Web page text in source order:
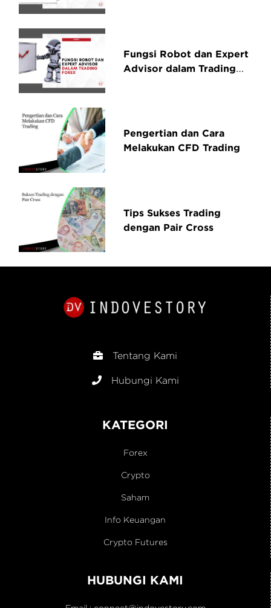
Fungsi Robot dan Expert
Advisor dalam Trading
Pengertian dan Cara
Melakukan CFD Trading
Tips Sukses Trading
dengan Pair Cross
Tentang Kami
Hubungi Kami
KATEGORI
Forex
Crypto
Saham
Info Keuangan
Crypto Futures
HUBUNGI KAMI